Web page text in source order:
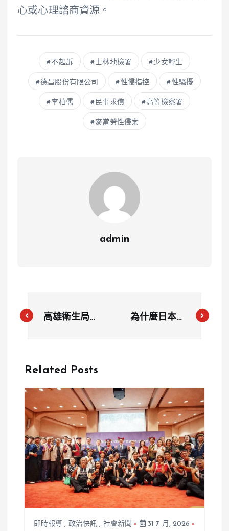
心或心理諮商資源。
不起訴 士林地檢署 少女輕生
德昌股份有限公司 性侵指控 性騷擾
李柏儒 民事求償 高等檢察署
麥當勞性侵案
admin
高雄衛生局為
侵少女案延
中千字文拒下
台全說了
為什麼日本賣
冠廷親上火線
說明
Related Posts
即時報導 , 政治快訊 , 社會新聞
31 7 月, 2026